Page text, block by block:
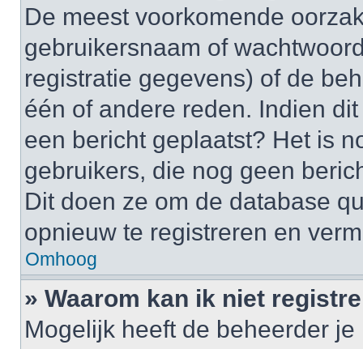
De meest voorkomende
gebruikersnaam of
registratie gegevens) of de
één of andere reden. Indien
een bericht geplaatst? Het is
gebruikers, die nog geen
Dit doen ze om de database
opnieuw te registreren en
Omhoog
» Waarom kan ik niet
Mogelijk heeft de beheerder